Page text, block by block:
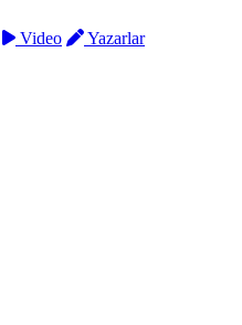
Video
Yazarlar